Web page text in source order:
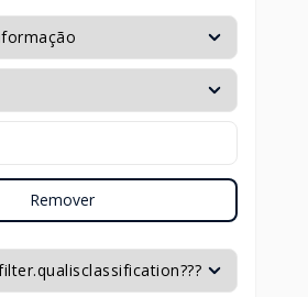
Remover